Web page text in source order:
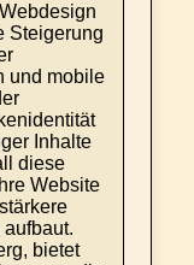
Steigerung
und mobile
Inhalte
diese
Website
bietet